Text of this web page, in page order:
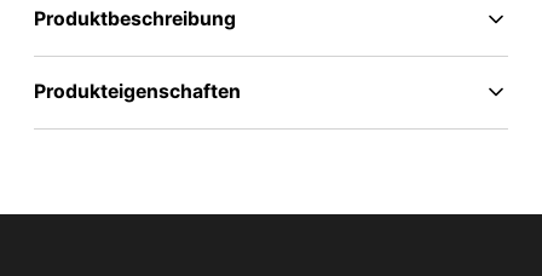
Produktbeschreibung
Produkteigenschaften